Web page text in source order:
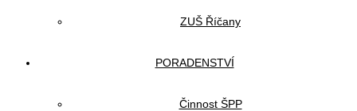
ZUŠ Říčany
PORADENSTVÍ
Činnost ŠPP